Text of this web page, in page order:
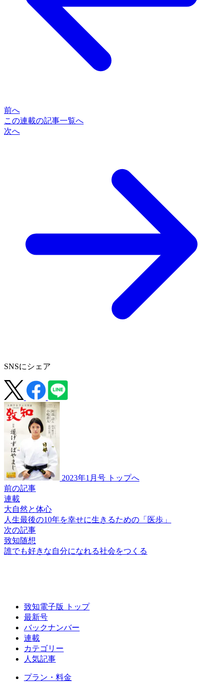
前へ
この連載の記事一覧へ
次へ
SNSにシェア
2023年1月号 トップへ
前の記事
連載
大自然と体心
人生最後の10年を幸せに生きるための「医歩」
次の記事
致知随想
誰でも好きな自分になれる社会をつくる
致知電子版 トップ
最新号
バックナンバー
連載
カテゴリー
人気記事
プラン・料金